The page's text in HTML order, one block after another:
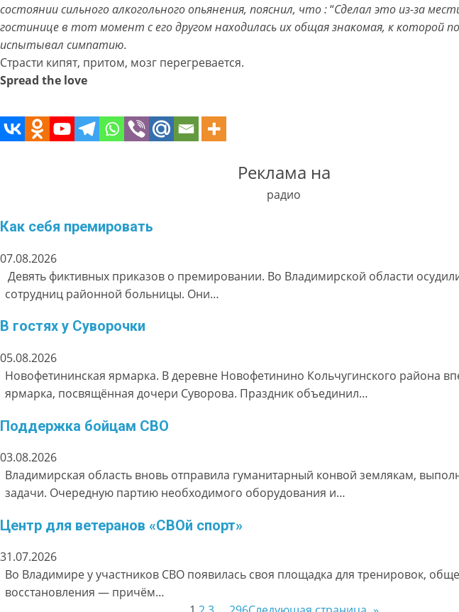
состоянии сильного алкогольного опьянения, пояснил, что :“Сделал это из-за
гостинице в тот момент с его другом находилась их общая знакомая, к которой
испытывал симпатию.
Страсти кипят, притом, мозг перегревается.
Spread the love
Реклама на
радио
Как себя премировать
07.08.2026
Девять фиктивных приказов о премировании. Во Владимирской области
сотрудниц районной больницы. Они…
В гостях у Суворочки
05.08.2026
Новофетининская ярмарка. В деревне Новофетинино Кольчугинского района
ярмарка, посвящённая дочери Суворова. Праздник объединил…
Поддержка бойцам СВО
03.08.2026
Владимирская область вновь отправила гуманитарный конвой землякам,
задачи. Очередную партию необходимого оборудования и…
Центр для ветеранов «СВОй спорт»
31.07.2026
Во Владимире у участников СВО появилась своя площадка для тренировок,
восстановления — причём…